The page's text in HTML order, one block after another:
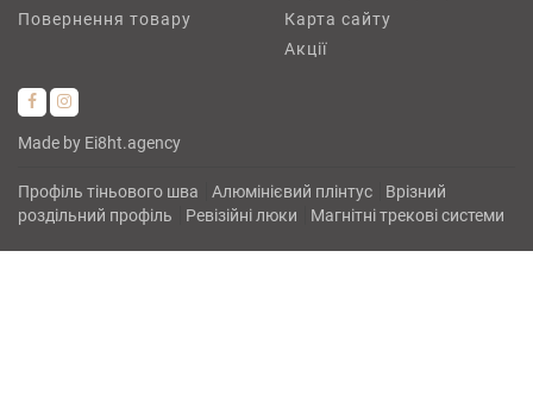
Повернення товару
Карта сайту
Акції
Made by Ei8ht.agency
Профіль тіньового шва Алюмінієвий плінтус
Врізний
роздільний профіль
Ревізійні люки Магнітні трекові системи